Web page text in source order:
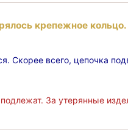
крепежное
Скорее всего, цепочка
За утерянные